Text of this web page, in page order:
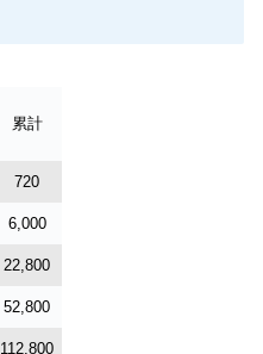
累計
720
6,000
22,800
52,800
112,800